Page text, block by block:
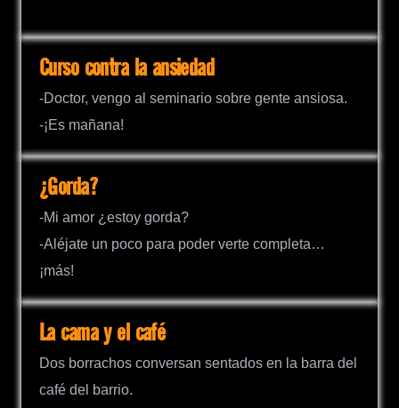
Curso contra la ansiedad
-Doctor, vengo al seminario sobre gente ansiosa.
-¡Es mañana!
¿Gorda?
-Mi amor ¿estoy gorda?
-Aléjate un poco para poder verte completa…
¡más!
La cama y el café
Dos borrachos conversan sentados en la barra del
café del barrio.